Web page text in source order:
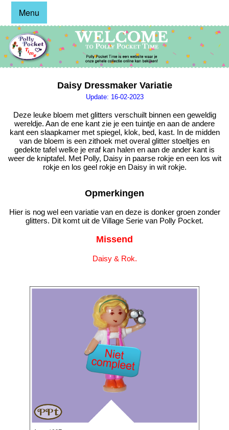
Menu
Daisy Dressmaker Variatie
Update: 16-02-2023
Deze leuke bloem met glitters verschuilt binnen een geweldig
wereldje. Aan de ene kant zie je een tuintje en aan de andere
kant een slaapkamer met spiegel, klok, bed, kast. In de midden
van de bloem is een zithoek met overal glitter stoeltjes en
gedekte tafel welke je eraf kan halen en aan de ander kant is
weer de kniptafel. Met Polly, Daisy in paarse rokje en een los wit
rokje en los geel rokje en Daisy in wit rokje.
Opmerkingen
Hier is nog wel een variatie van en deze is donker groen zonder
glitters. Dit komt uit de Village Serie van Polly Pocket.
Missend
Daisy & Rok.